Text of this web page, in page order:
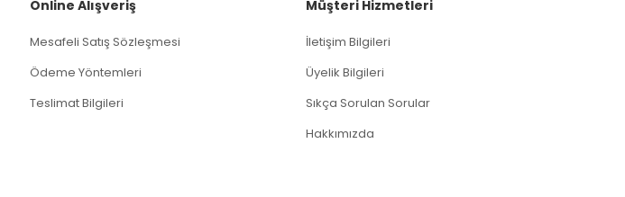
Online Alışveriş
Mesafeli Satış Sözleşmesi
Ödeme Yöntemleri
Teslimat Bilgileri
Müşteri Hizmetleri
İletişim Bilgileri
Üyelik Bilgileri
Sıkça Sorulan Sorular
Hakkımızda